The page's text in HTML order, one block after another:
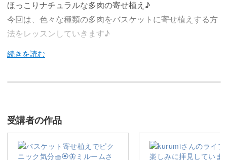
ほっこりナチュラルな多肉の寄せ植え♪
今回は、色々な種類の多肉をバスケットに寄せ植えする方
法をレッスンしていきます♪
今回のレッスンでは、多肉初心者さんでも簡単にキュート
に仕上がる、かご寄せのポイントをレクチャーしていきま
す♪
受講者の作品